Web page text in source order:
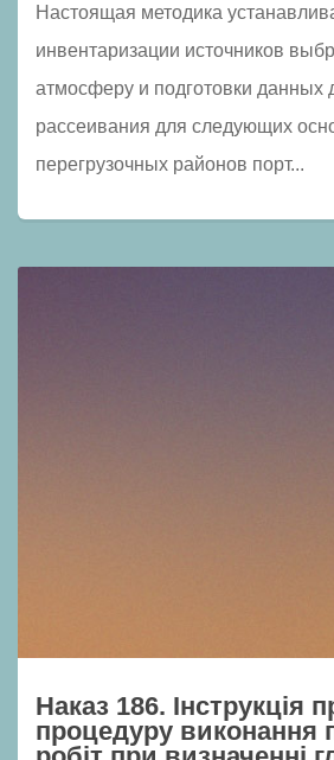
Настоящая методика
инвентаризации источников
атмосферу и подготовки данных
рассеивания для следующих
перегрузочных районов порт...
Наказ 186. Інструкція
процедуру виконання